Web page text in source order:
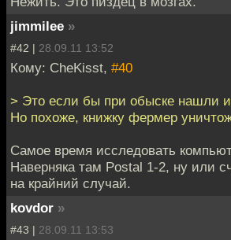
jimmilee »
#42 | 28.09.11 13:52
Кому: CheKisst, #40
> Это если бы при обыске нашли
Но похоже, книжку фермер
Самое время исследовать
Наверняка там Postal 1-2, ну или
на крайний случай.
kovdor »
#43 | 28.09.11 13:53